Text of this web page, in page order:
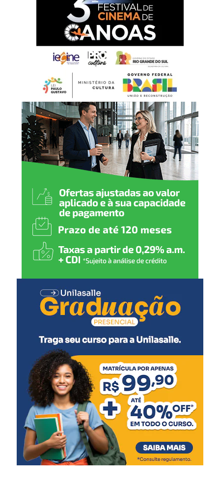
“Hoje entregamos muito
mais do que um prédio.
Estamos oferecendo um
espaço preparado para
acolher nossas crianças e
adolescentes com
dignidade, respeito e
segurança. Cada ambiente
foi pensado para
proporcionar conforto e
contribuir para um
atendimento cada vez mais
humanizado, fortalecendo a
rede de proteção de Nova
Santa Rita”, declarou.
Solange Lewandoski Laubine, destacou que a nova sede
oferece melhores condições para o atendimento e para o
trabalho das equipes responsáveis pelo acolhimento.
“O acolhimento
institucional exige uma
estrutura adequada e um
ambiente que transmita
cuidado e segurança. Este
novo espaço amplia nossa
capacidade de atendimento
e garante mais qualidade
de vida às crianças e